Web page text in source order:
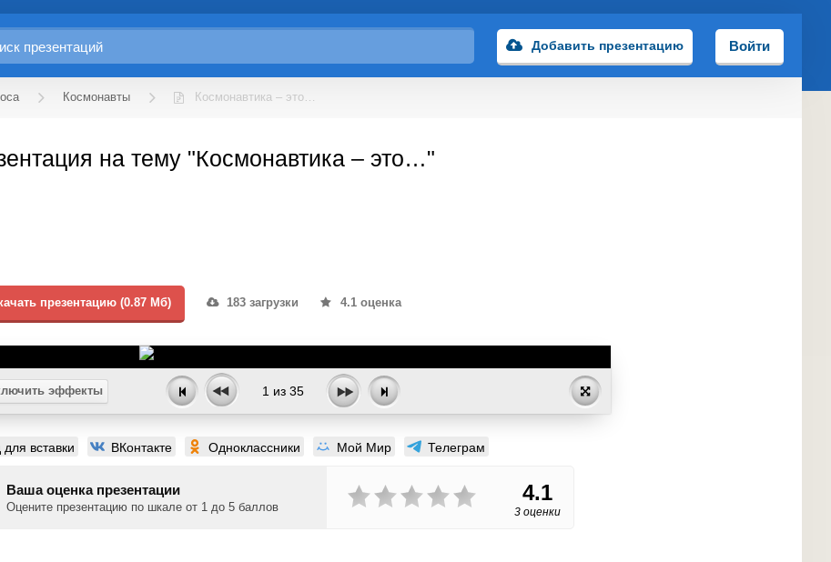
Добавить презентацию Войти
Космонавты Космонавтика – это…
на тему "Космонавтика – это…"
презентацию (0.87 Мб) 183 загрузки 4.1 оценка
эффекты 1 из 35
для вставки ВКонтакте Одноклассники Мой Мир Телеграм
Ваша оценка презентации
Оцените презентацию по шкале от 1 до 5 баллов
4.1
3 оценки